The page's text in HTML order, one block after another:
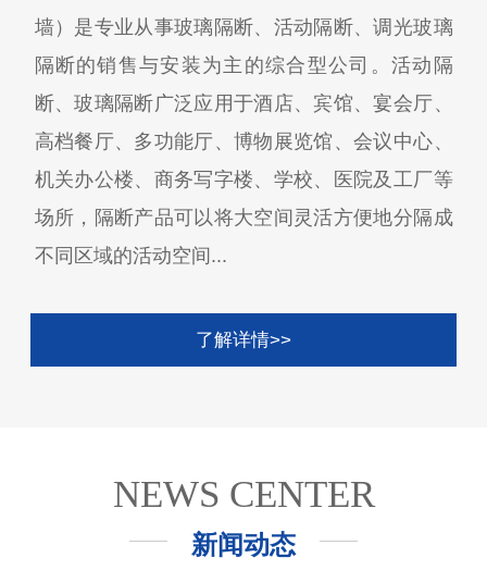
墙）是专业从事玻璃隔断、活动隔断、调光玻璃
隔断的销售与安装为主的综合型公司。活动隔
断、玻璃隔断广泛应用于酒店、宾馆、宴会厅、
高档餐厅、多功能厅、博物展览馆、会议中心、
机关办公楼、商务写字楼、学校、医院及工厂等
场所，隔断产品可以将大空间灵活方便地分隔成
不同区域的活动空间...
了解详情>>
NEWS CENTER
新闻动态